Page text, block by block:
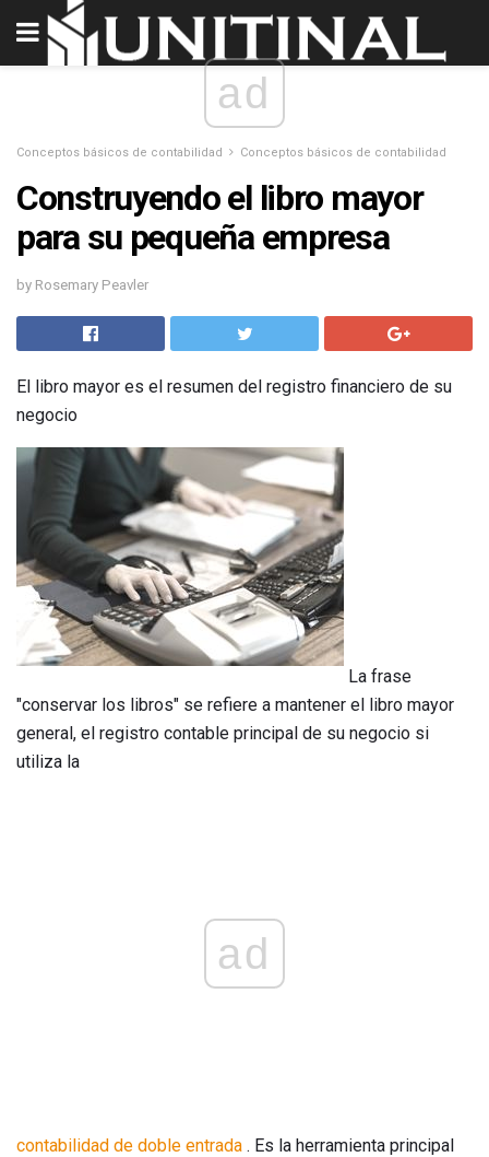
ad
Conceptos básicos de contabilidad Conceptos básicos de contabilidad
Construyendo el libro mayor
para su pequeña empresa
by Rosemary Peavler
El libro mayor es el resumen del registro financiero de su
negocio
La frase
"conservar los libros" se refiere a mantener el libro mayor
general, el registro contable principal de su negocio si
utiliza la
ad
contabilidad de doble entrada . Es la herramienta principal